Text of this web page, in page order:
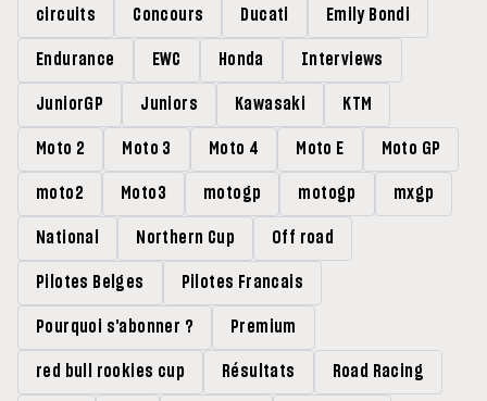
circuits Concours Ducati Emily Bondi
Endurance EWC Honda Interviews
JuniorGP Juniors Kawasaki KTM
Moto 2 Moto 3 Moto 4 Moto E Moto GP
moto2 Moto3 motogp motogp mxgp
National Northern Cup Off road
Pilotes Belges Pilotes Francais
Pourquoi s'abonner ? Premium
red bull rookies cup Résultats Road Racing